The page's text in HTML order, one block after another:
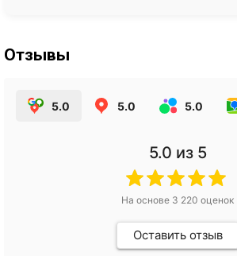
Отзывы
5.0 5.0 5.0
5.0 из 5
На основе 3 220 оценок
Оставить отзыв